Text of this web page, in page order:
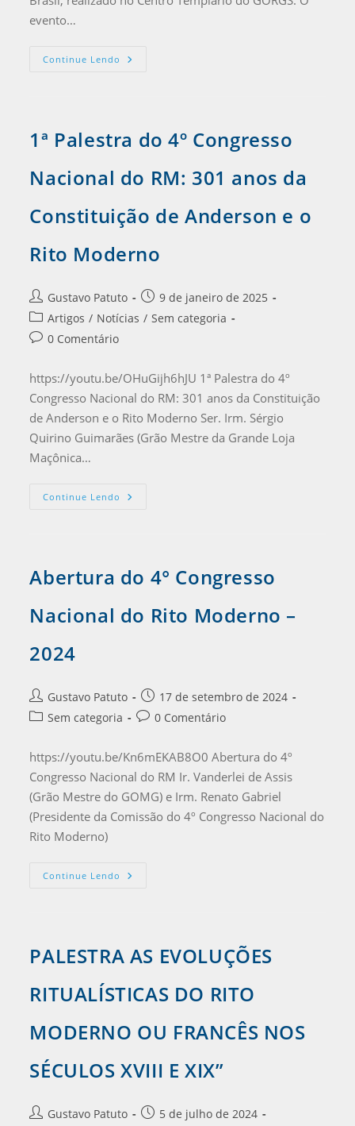
evento…
Continue Lendo
1ª Palestra do 4º Congresso
Nacional do RM: 301 anos da
Constituição de Anderson e o
Rito Moderno
Gustavo Patuto
9 de janeiro de 2025
Artigos / Notícias / Sem categoria
0 Comentário
https://youtu.be/OHuGijh6hJU 1ª Palestra do 4º
Congresso Nacional do RM: 301 anos da Constituição
de Anderson e o Rito Moderno Ser. Irm. Sérgio
Quirino Guimarães (Grão Mestre da Grande Loja
Maçônica…
Continue Lendo
Abertura do 4° Congresso
Nacional do Rito Moderno –
2024
Gustavo Patuto
17 de setembro de 2024
Sem categoria
0 Comentário
https://youtu.be/Kn6mEKAB8O0 Abertura do 4º
Congresso Nacional do RM Ir. Vanderlei de Assis
(Grão Mestre do GOMG) e Irm. Renato Gabriel
(Presidente da Comissão do 4º Congresso Nacional do
Rito Moderno)
Continue Lendo
PALESTRA AS EVOLUÇÕES
RITUALÍSTICAS DO RITO
MODERNO OU FRANCÊS NOS
SÉCULOS XVIII E XIX”
Gustavo Patuto
5 de julho de 2024